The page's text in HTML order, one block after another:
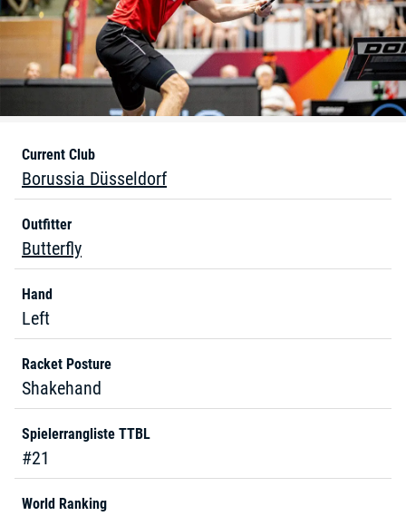
Current Club
Borussia Düsseldorf
Outfitter
Butterfly
Hand
Left
Racket Posture
Shakehand
Spielerrangliste TTBL
#21
World Ranking